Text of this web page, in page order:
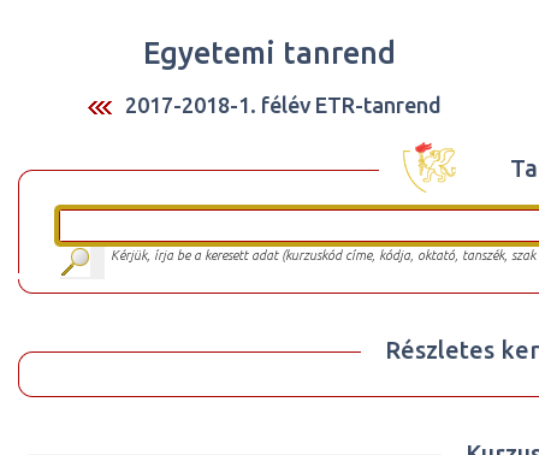
Egyetemi tanrend
2017-2018-1. félév ETR-tanrend
Kérjük, írja be a keresett adat (kurzuskód címe, kódja, oktató, tanszék,
Részletes